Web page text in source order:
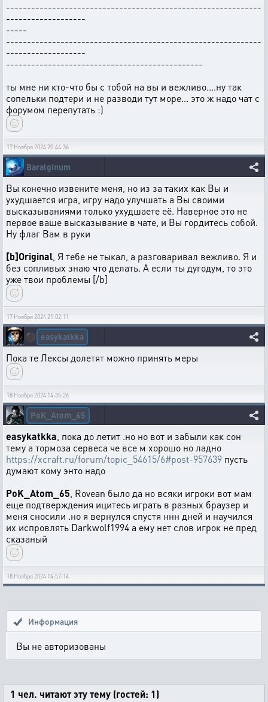
-------------------------------------------------------------
-------------------
-----
-------------------------------------------------------------
-------------------
-----------------------------------------------
ты мне ни кто-что бы с тобой на вы и вежливо....ну так
сопельки подтери и не разводи тут море... это ж надо чат с
форумом перепутать :)
17 Ноября 2024 20:44:36
Baralginum
Вы конечно извените меня, но из за таких как Вы и
ухудшается игра, игру надо улучшать а Вы своими
высказываниями только ухудшаете её. Наверное это не
первое ваше высказывание в чате, и Вы гордитесь собой.
Ну флаг Вам в руки
[b]Original , Я тебе не тыкал, а разговаривал вежливо. Я и
без сопливых знаю что делать. А если ты дугодум, то это
уже твои проблемы [/b]
17 Ноября 2024 21:02:11
⚫ easykatkka
Пока те Лексы долетят можно принять меры
18 Ноября 2024 14:35:26
PoK_Atom_65
easykatkka , пока до летит .но но вот и забыли как сон
тему а тормоза сервеса че все м хорошо но ладно
https://xcraft.ru/forum/topic_54615/6#post-957639 пусть
думают кому энто надо
PoK_Atom_65 , Rovean было да но всяки игроки вот мам
еще подтверждения ицитесь играть в разных браузер и
меня сносили .но я вернулся спустя ннн дней и научился
их испровлять Darkwolf1994 а ему нет слов игрок не пред
сказаный
18 Ноября 2024 14:57:14
Информация
Вы не авторизованы
1 чел. читают эту тему (гостей: 1)